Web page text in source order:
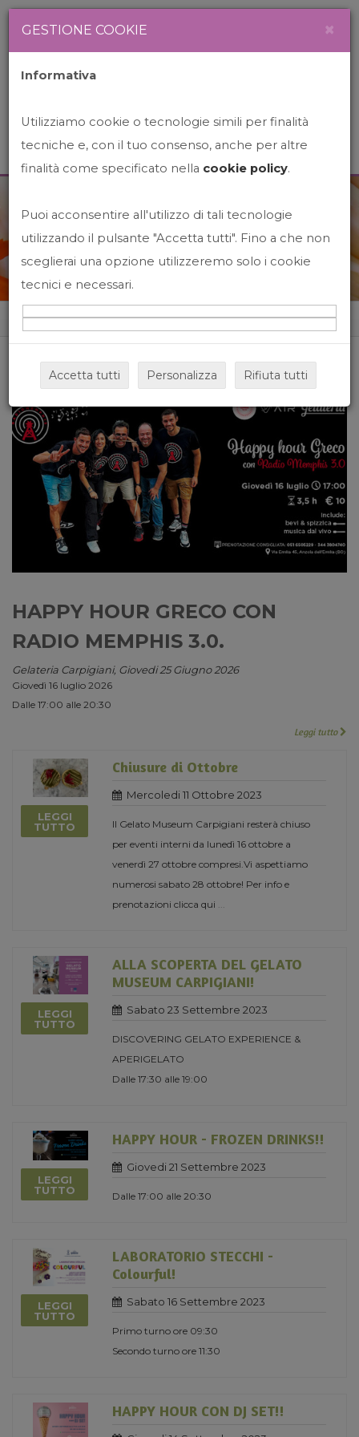
News&Events
Home News&events
HAPPY HOUR GRECO CON
RADIO MEMPHIS 3.0.
Gelateria Carpigiani, Giovedi 25 Giugno 2026
Giovedì 16 luglio 2026
Dalle 17:00 alle 20:30
Leggi tutto
LEGGI
TUTTO
Chiusure di Ottobre
Mercoledi 11 Ottobre 2023
Il Gelato Museum Carpigiani resterà chiuso
per eventi interni da lunedì 16 ottobre a
venerdì 27 ottobre compresi.Vi aspettiamo
numerosi sabato 28 ottobre! Per info e
prenotazioni clicca qui
LEGGI
TUTTO
ALLA SCOPERTA DEL GELATO
MUSEUM CARPIGIANI!
Sabato 23 Settembre 2023
DISCOVERING GELATO EXPERIENCE &
APERIGELATO
Dalle 17:30 alle 19:00
LEGGI
TUTTO
HAPPY HOUR - FROZEN DRINKS!!
Giovedi 21 Settembre 2023
Dalle 17:00 alle 20:30
LEGGI
TUTTO
LABORATORIO STECCHI -
Colourful!
Sabato 16 Settembre 2023
Primo turno ore 09:30
Secondo turno ore 11:30
HAPPY HOUR CON DJ SET!!
GESTIONE COOKIE ×
Informativa
Utilizziamo cookie o tecnologie simili per finalità
tecniche e, con il tuo consenso, anche per altre
finalità come specificato nella cookie policy.
Puoi acconsentire all'utilizzo di tali tecnologie
utilizzando il pulsante "Accetta tutti". Fino a che non
sceglierai una opzione utilizzeremo solo i cookie
tecnici e necessari.
Accetta tutti Personalizza Rifiuta tutti